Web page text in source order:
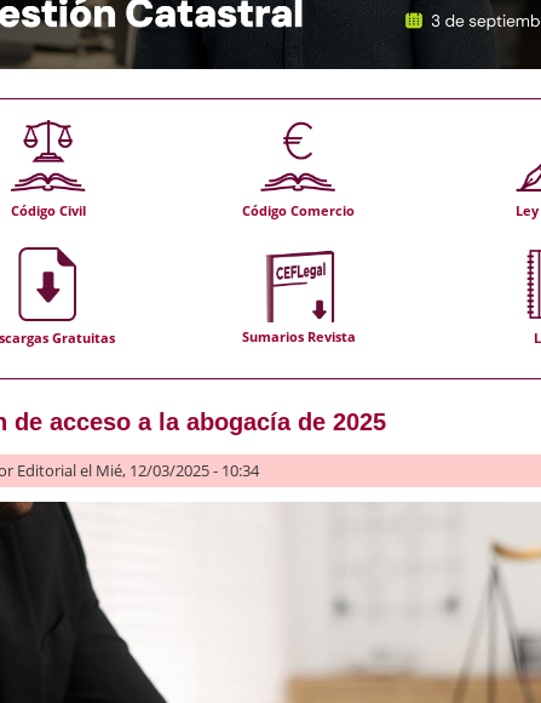
Código Civil Código Comercio
Gratuitas Sumarios Revista
de acceso a la abogacía de 2025
Editorialel Mié, 12/03/2025 - 10:34